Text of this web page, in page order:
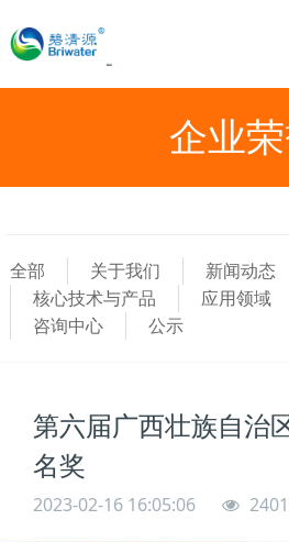
企业
全部 关于我们 新闻动态
核心技术与产品
应用领域
咨询中心
公示
第六届广西壮族自治
名奖
2023-02-16 16:05:06 2401